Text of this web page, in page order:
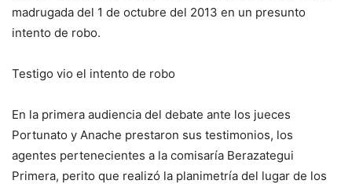
madrugada del 1 de octubre del 2013 en un presunto
intento de robo.
Testigo vio el intento de robo
En la primera audiencia del debate ante los jueces
Portunato y Anache prestaron sus testimonios, los
agentes pertenecientes a la comisaría Berazategui
Primera, perito que realizó la planimetría del lugar de los